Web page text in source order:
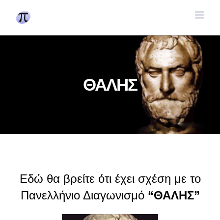
content
ΘΑΛΗΣ
Εδώ θα βρείτε ότι έχει σχέση με το
Πανελλήνιο Διαγωνισμό “ΘΑΛΗΣ”